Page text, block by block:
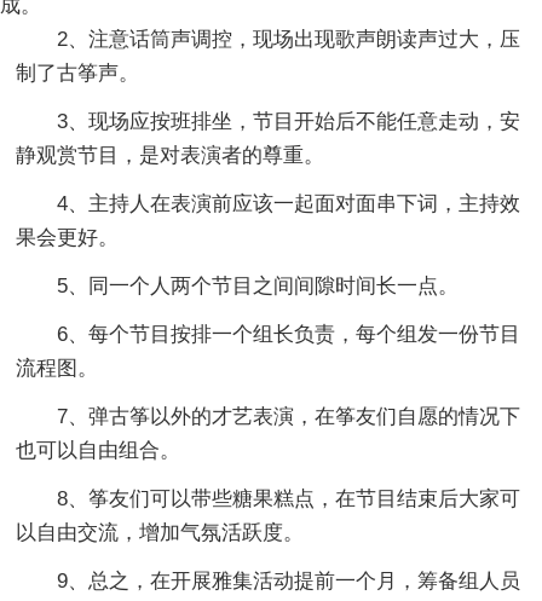
成。
2、注意话筒声调控，现场出现歌声朗读声过大，压
制了古筝声。
3、现场应按班排坐，节目开始后不能任意走动，安
静观赏节目，是对表演者的尊重。
4、主持人在表演前应该一起面对面串下词，主持效
果会更好。
5、同一个人两个节目之间间隙时间长一点。
6、每个节目按排一个组长负责，每个组发一份节目
流程图。
7、弹古筝以外的才艺表演，在筝友们自愿的情况下
也可以自由组合。
8、筝友们可以带些糖果糕点，在节目结束后大家可
以自由交流，增加气氛活跃度。
9、总之，在开展雅集活动提前一个月，筹备组人员